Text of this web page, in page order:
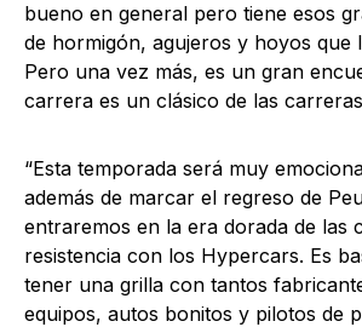
bueno en general pero tiene esos
de hormigón, agujeros y hoyos que
Pero una vez más, es un gran
carrera es un clásico de las
“Esta temporada será muy
además de marcar el regreso de
entraremos en la era dorada de las
resistencia con los Hypercars. Es
tener una grilla con tantos
equipos, autos bonitos y pilotos de